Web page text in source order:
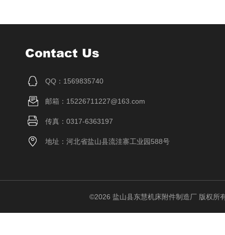
Contact Us
QQ：1569835740
邮箱：15226711227@163.com
传真：0317-6363197
地址：河北省盐山县流洼寨工业园588号
©2026 盐山县东慧机床附件制造厂 版权